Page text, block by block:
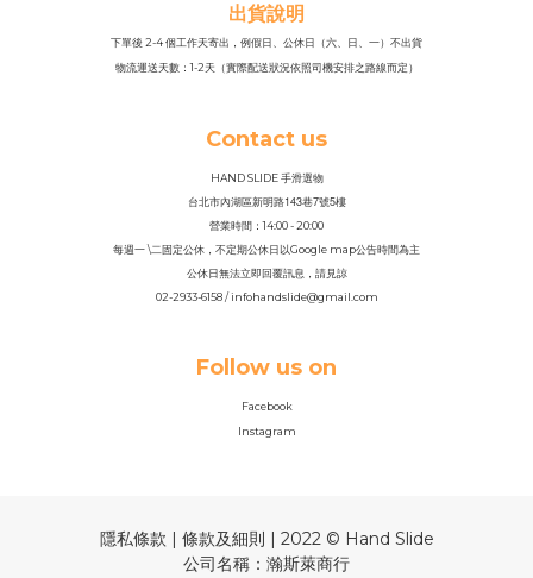
出貨說明
下單後 2-4 個工作天寄出，例假日、公休日（六、日、一）不出貨
物流運送天數：1-2天（實際配送狀況依照司機安排之路線而定）
Contact us
HAND SLIDE 手滑選物
台北市內湖區新明路143巷7號5樓
營業時間：14:00 - 20:00
每週一 \二固定公休，不定期公休日以Google map公告時間為主
公休日無法立即回覆訊息，請見諒
02-2933-6158 / infohandslide@gmail.com
Follow us on
Facebook
Instagram
隱私條款 | 條款及細則 | 2022 © Hand Slide
公司名稱：瀚斯萊商行